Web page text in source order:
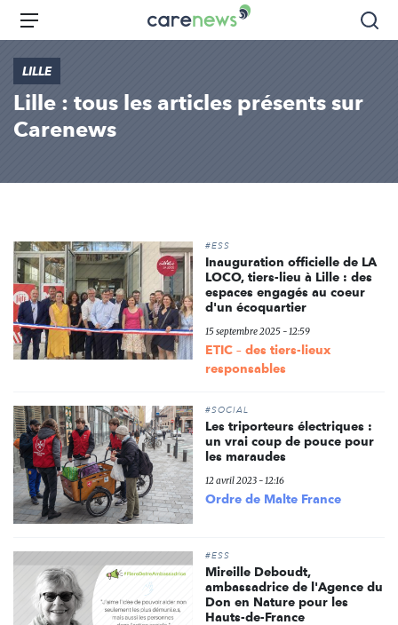
Aller
principal
Carenews,
Le
acteurs
Menu
LILLE
Lille : tous les articles présents sur
Carenews
#ESS
Inauguration officielle de LA
LOCO, tiers-lieu à Lille : des
espaces engagés au coeur
d'un écoquartier
15 septembre 2025 - 12:59
ETIC – des tiers-lieux
responsables
#SOCIAL
Les triporteurs électriques :
un vrai coup de pouce pour
les maraudes
12 avril 2023 - 12:16
Ordre de Malte France
#ESS
Mireille Deboudt,
ambassadrice de l'Agence du
Don en Nature pour les
Hauts-de-France